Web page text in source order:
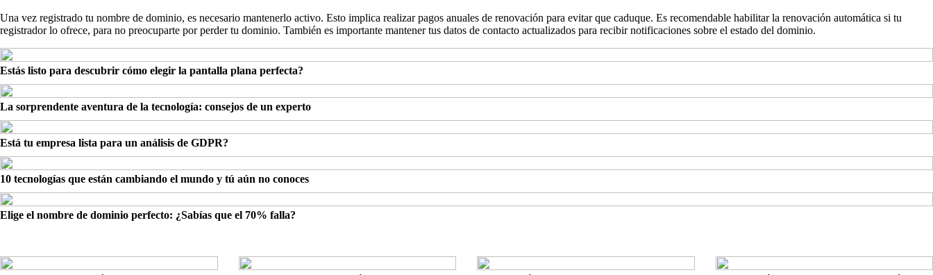
Una vez registrado tu nombre de dominio, es necesario mantenerlo activo. Esto implica realizar pagos anuales de renovación para evitar que caduque. Es recomendable habilitar la renovación automática si tu
registrador lo ofrece, para no preocuparte por perder tu dominio. También es importante mantener tus datos de contacto actualizados para recibir notificaciones sobre el estado del dominio.
Estás listo para descubrir cómo elegir la pantalla plana perfecta?
La sorprendente aventura de la tecnología: consejos de un experto
Está tu empresa lista para un análisis de GDPR?
10 tecnologías que están cambiando el mundo y tú aún no conoces
Elige el nombre de dominio perfecto: ¿Sabías que el 70% falla?